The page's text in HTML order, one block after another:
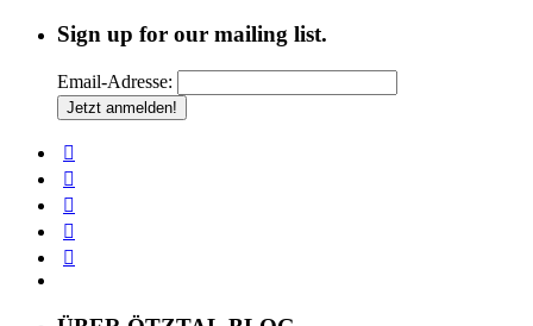
Sign up for our mailing list.
Email-Adresse: